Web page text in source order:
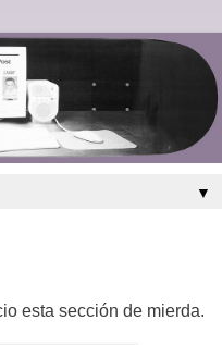
▼
esta sección de mierda.